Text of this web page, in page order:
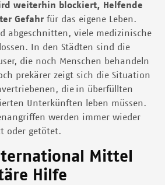
weiterhin blockiert, Helfende
Gefahr für das eigene Leben.
abgeschnitten, viele medizinische
In den Städten sind die
die noch Menschen behandeln
prekärer zeigt sich die Situation
die in überfüllten
Unterkünften leben müssen.
werden immer wieder
oder getötet.
Mittel
Hilfe